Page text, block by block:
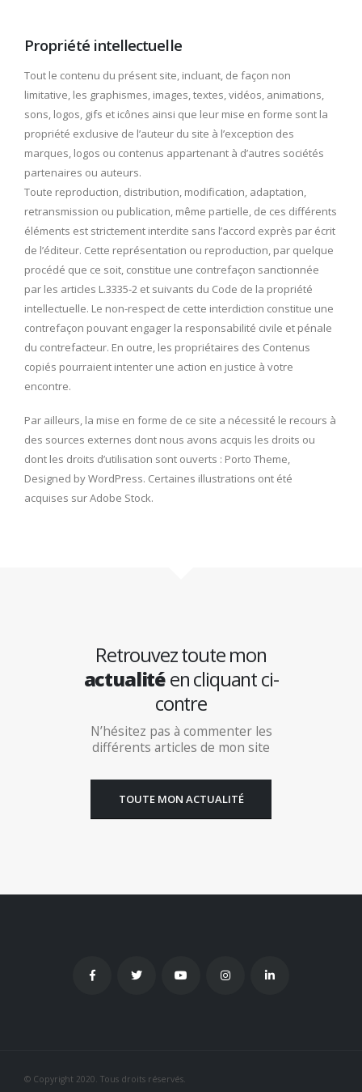
Propriété intellectuelle
Tout le contenu du présent site, incluant, de façon non
limitative, les graphismes, images, textes, vidéos, animations,
sons, logos, gifs et icônes ainsi que leur mise en forme sont la
propriété exclusive de l’auteur du site à l’exception des
marques, logos ou contenus appartenant à d’autres sociétés
partenaires ou auteurs.
Toute reproduction, distribution, modification, adaptation,
retransmission ou publication, même partielle, de ces différents
éléments est strictement interdite sans l’accord exprès par écrit
de l’éditeur. Cette représentation ou reproduction, par quelque
procédé que ce soit, constitue une contrefaçon sanctionnée
par les articles L.3335-2 et suivants du Code de la propriété
intellectuelle. Le non-respect de cette interdiction constitue une
contrefaçon pouvant engager la responsabilité civile et pénale
du contrefacteur. En outre, les propriétaires des Contenus
copiés pourraient intenter une action en justice à votre
encontre.
Par ailleurs, la mise en forme de ce site a nécessité le recours à
des sources externes dont nous avons acquis les droits ou
dont les droits d’utilisation sont ouverts : Porto Theme,
Designed by WordPress​. Certaines illustrations ont été
acquises sur Adobe Stock.
Retrouvez toute mon
actualitéen cliquant ci-
contre
N’hésitez pas à commenter les
différents articles de mon site
TOUTE MON ACTUALITÉ
© Copyright 2020. Tous droits réservés.